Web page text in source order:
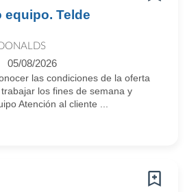
equipo. Telde
05/08/2026
las condiciones de la oferta
los fines de semana y
Atención al cliente ...